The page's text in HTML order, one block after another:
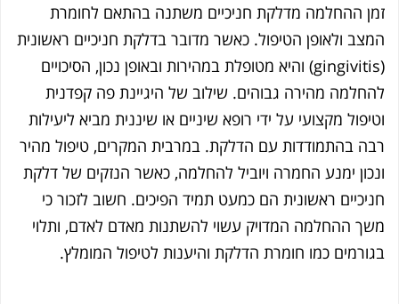
ההחלמה מדלקת חניכיים משתנה בהתאם לחומרת
ולאופן הטיפול. כאשר מדובר בדלקת חניכיים ראשונית
(gingivitis) והיא מטופלת במהירות ובאופן נכון, הסיכויים
מהירה גבוהים. שילוב של היגיינת פה קפדנית
מקצועי על ידי רופא שיניים או שיננית מביא ליעילות
בהתמודדות עם הדלקת. במרבית המקרים, טיפול מהיר
ימנע החמרה ויוביל להחלמה, כאשר הנזקים של דלקת
ראשונית הם כמעט תמיד הפיכים. חשוב לזכור כי
ההחלמה המדויק עשוי להשתנות מאדם לאדם, ותלוי
כמו חומרת הדלקת והיענות לטיפול המומלץ.